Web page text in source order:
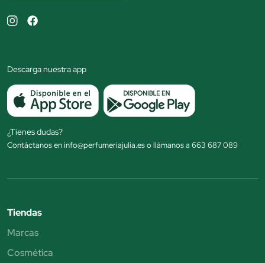
Descarga nuestra app
¿Tienes dudas?
Contáctanos en info@perfumeriajulia.es o llámanos a 663 687 089
Tiendas
Marcas
Cosmética